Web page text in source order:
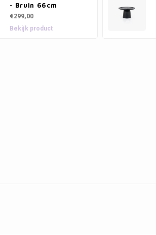
- Bruin 66cm
€299,00
Bekijk product